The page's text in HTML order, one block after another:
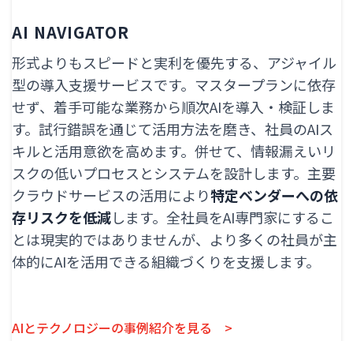
AI NAVIGATOR
形式よりもスピードと実利を優先する、アジャイル
型の導入支援サービスです。マスタープランに依存
せず、着手可能な業務から順次AIを導入・検証しま
す。試行錯誤を通じて活用方法を磨き、社員のAIス
キルと活用意欲を高めます。併せて、情報漏えいリ
スクの低いプロセスとシステムを設計します。主要
クラウドサービスの活用により特定ベンダーへの依
存リスクを低減します。全社員をAI専門家にするこ
とは現実的ではありませんが、より多くの社員が主
体的にAIを活用できる組織づくりを支援します。
AIとテクノロジーの事例紹介を見る >